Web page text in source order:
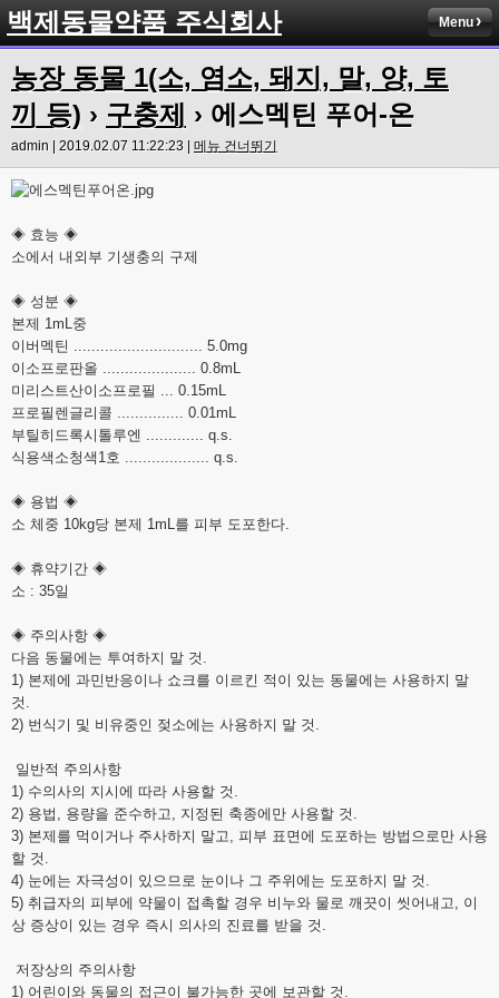
백제동물약품 주식회사 Menu
농장 동물 1(소, 염소, 돼지, 말, 양, 토
끼 등) › 구충제 › 에스멕틴 푸어-온
admin | 2019.02.07 11:22:23 | 메뉴 건너뛰기
◈ 효능 ◈
소에서 내외부 기생충의 구제
◈ 성분 ◈
본제 1mL중
이버멕틴 ............................. 5.0mg
이소프로판올 ..................... 0.8mL
미리스트산이소프로필 ... 0.15mL
프로필렌글리콜 ............... 0.01mL
부틸히드록시톨루엔 ............. q.s.
식용색소청색1호 ................... q.s.
◈ 용법 ◈
소 체중 10kg당 본제 1mL를 피부 도포한다.
◈ 휴약기간 ◈
소 : 35일
◈ 주의사항 ◈
다음 동물에는 투여하지 말 것.
1) 본제에 과민반응이나 쇼크를 이르킨 적이 있는 동물에는 사용하지 말
것.
2) 번식기 및 비유중인 젖소에는 사용하지 말 것.
일반적 주의사항
1) 수의사의 지시에 따라 사용할 것.
2) 용법, 용량을 준수하고, 지정된 축종에만 사용할 것.
3) 본제를 먹이거나 주사하지 말고, 피부 표면에 도포하는 방법으로만 사용
할 것.
4) 눈에는 자극성이 있으므로 눈이나 그 주위에는 도포하지 말 것.
5) 취급자의 피부에 약물이 접촉할 경우 비누와 물로 깨끗이 씻어내고, 이
상 증상이 있는 경우 즉시 의사의 진료를 받을 것.
저장상의 주의사항
1) 어린이와 동물의 접근이 불가능한 곳에 보관할 것.